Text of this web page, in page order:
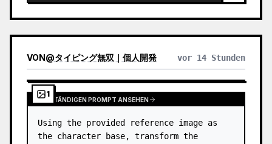
VON@タイピング無双｜個人開発 vor 14 Stunden
1
VOLLSTÄNDIGEN PROMPT ANSEHEN
Using the provided reference image as
the character base, transform the